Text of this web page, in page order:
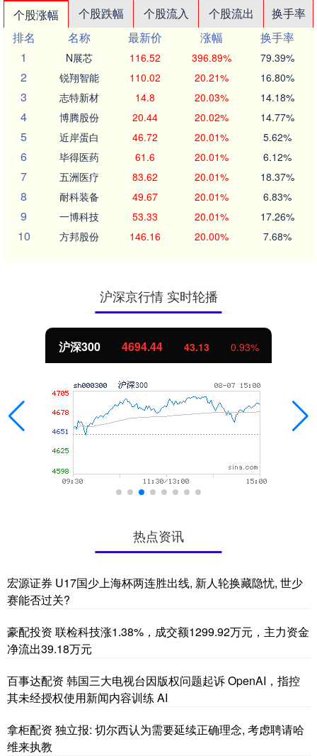
个股涨幅 个股跌幅 个股流入 个股流出
换手率
排名
名称 最新价 涨幅
换手率
1
N展芯 116.52 396.89% 79.39%
2 锐翔智能 110.02 20.21% 16.80%
3 志特新材 14.8 20.03% 14.18%
4 博腾股份 20.44 20.02% 14.77%
5 近岸蛋白 46.72 20.01% 5.62%
6 毕得医药 61.6 20.01% 6.12%
7 五洲医疗 83.62 20.01% 18.37%
8 耐科装备 49.67 20.01% 6.83%
9 一博科技 53.33 20.01% 17.26%
10 方邦股份 146.16 20.00% 7.68%
沪深京行情 实时轮播
北证50 1134.24 11.37 1.01%
热点资讯
宏源证券 U17国少上海杯两连胜出线, 新人轮换藏隐忧, 世少
赛能否过关?
豪配投资 联检科技涨1.38%，成交额1299.92万元，主力资金
净流出39.18万元
百事达配资 韩国三大电视台因版权问题起诉 OpenAI，指控
其未经授权使用新闻内容训练 AI
拿柜配资 独立报: 切尔西认为需要延续正确理念, 考虑聘请哈
维来执教